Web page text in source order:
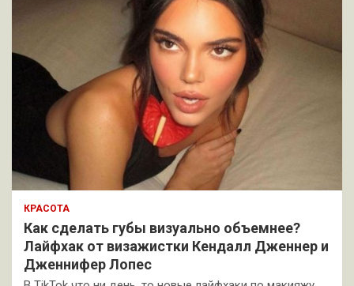
КРАСОТА
Как сделать губы визуально объемнее?
Лайфхак от визажистки Кендалл Дженнер и
Дженнифер Лопес